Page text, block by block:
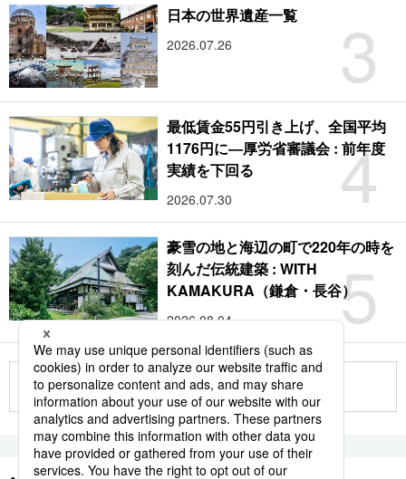
3
日本の世界遺産一覧
2026.07.26
4
最低賃金55円引き上げ、全国平均
1176円に―厚労省審議会 : 前年度
実績を下回る
2026.07.30
5
豪雪の地と海辺の町で220年の時を
刻んだ伝統建築 : WITH
KAMAKURA（鎌倉・長谷）
2026.08.04
もっと見る